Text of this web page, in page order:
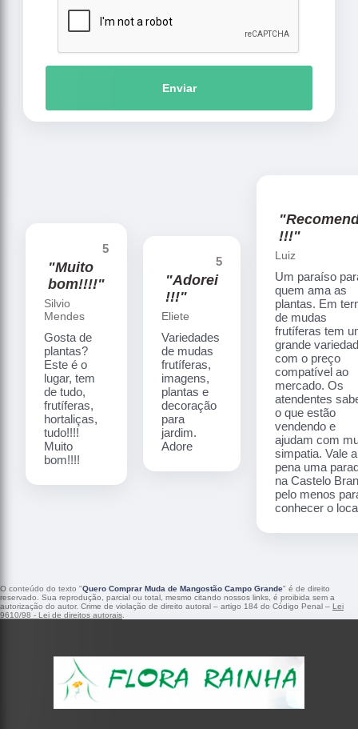
Enviar
5
"Muito
bom!!!!"
Silvio
Mendes
Gosta de
plantas?
Este é o
lugar, tem
de tudo,
frutíferas,
hortaliças,
tudo!!!!
Muito
bom!!!!
5
"Adorei
!!!"
Eliete
Variedades
de mudas
frutíferas,
imagens,
plantas e
decoração
para
jardim.
Adore
!!!"
Luiz
Um paraíso
quem ama as
plantas. Em
de mudas
frutíferas tem
grande
com o preço
compatível ao
mercado. Os
atendentes
o que estão
vendendo e
ajudam com
simpatia. Vale a
pena uma
na Castelo
pelo menos
conhecer o
O conteúdo do texto "Quero Comprar Muda de Mangostão Campo Grande" é de direito
reservado. Sua reprodução, parcial ou total, mesmo citando nossos links, é proibida sem a
autorização do autor. Crime de violação de direito autoral – artigo 184 do Código Penal – Lei
9610/98 - Lei de direitos autorais